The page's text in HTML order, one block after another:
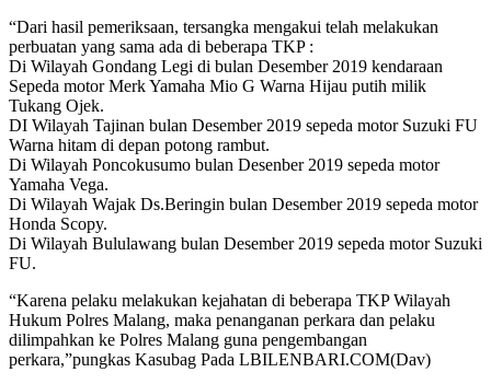
“Dari hasil pemeriksaan, tersangka mengakui telah melakukan
perbuatan yang sama ada di beberapa TKP :
Di Wilayah Gondang Legi di bulan Desember 2019 kendaraan
Sepeda motor Merk Yamaha Mio G Warna Hijau putih milik
Tukang Ojek.
DI Wilayah Tajinan bulan Desember 2019 sepeda motor Suzuki FU
Warna hitam di depan potong rambut.
Di Wilayah Poncokusumo bulan Desenber 2019 sepeda motor
Yamaha Vega.
Di Wilayah Wajak Ds.Beringin bulan Desember 2019 sepeda motor
Honda Scopy.
Di Wilayah Bululawang bulan Desember 2019 sepeda motor Suzuki
FU.
“Karena pelaku melakukan kejahatan di beberapa TKP Wilayah
Hukum Polres Malang, maka penanganan perkara dan pelaku
dilimpahkan ke Polres Malang guna pengembangan
perkara,”pungkas Kasubag Pada LBILENBARI.COM(Dav)